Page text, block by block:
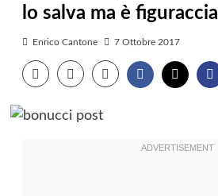
lo salva ma è figuraccia
Enrico Cantone 7 Ottobre 2017